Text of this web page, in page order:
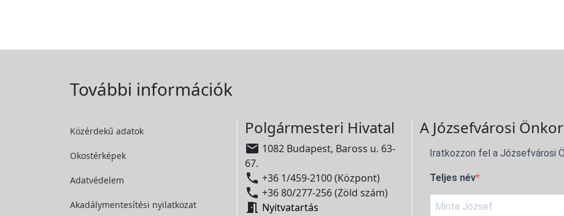
További információk
Közérdekű adatok
Okostérképek
Adatvédelem
Akadálymentesítési nyilatkozat
Polgármesteri Hivatal
 1082 Budapest, Baross u. 63-
67.
 +36 1/459-2100 (Központ)
 +36 80/277-256 (Zöld szám)
 Nyitvatartás
A Józsefvárosi
Iratkozzon fel a Józsefvárosi
Teljes név